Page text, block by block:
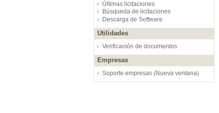
Últimas licitaciones
Búsqueda de licitaciones
Descarga de Software
Utilidades
Verificación de documentos
Empresas
Soporte empresas (Nueva ventana)